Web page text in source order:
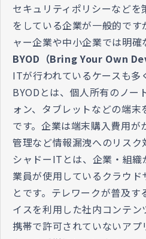
セキュリティポリシーなど
をしている企業が一般的で
ャー企業や中小企業では明
BYOD（Bring Your Own
ITが行われているケースも多
BYODとは、個人所有のノー
ォン、タブレットなどの端
です。企業は端末購入費用
管理など情報漏洩へのリスク
シャドーITとは、企業・組
業員が使用しているクラウ
とです。テレワークが普及
イスを利用した社内コンテ
携帯で許可されていないア